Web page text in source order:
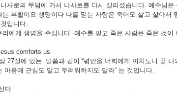
사로의 무덤에 가서 나사로를 다시 살리셨습니다. 예수님
부활이요 생명이다 나를 믿는 사람은 죽어도 살고 살아서
입니다.
에게 생명을 주십니다. 예수를 믿고 죽은 사람은 죽은 것
comforts us
27절에 있는 말씀과 같이 “평안을 너희에게 끼치노니 곧
음에 근심도 말고 두려워하지도 말라” 는 것입니다.
다